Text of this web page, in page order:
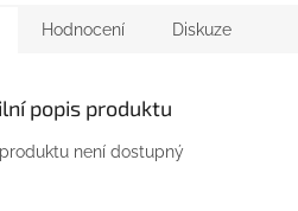
Hodnocení Diskuze
popis produktu
není dostupný